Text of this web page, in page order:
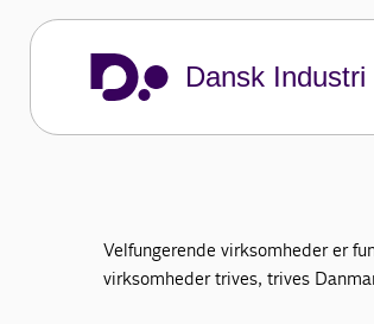
Dansk Industri
98
Velfungerende virksomheder er
virksomheder trives, trives